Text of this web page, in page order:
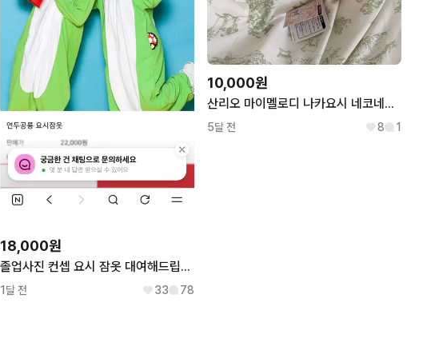
18,000원
졸업사진 컨셉 요시 잠옷 대여해드립니다(결제전 문의주세요)
1달 전 33 78
10,000원
산리오 마이멜로디 나카요시 네코네코 고양이 잠옷
5달 전 8 1